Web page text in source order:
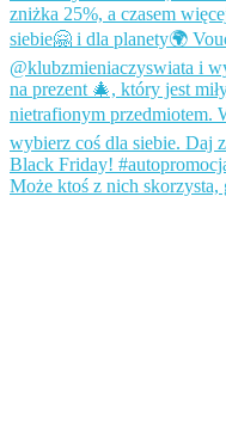
Może ktoś z nich skorzysta,